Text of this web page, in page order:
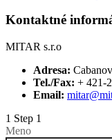
Kontaktné
MITAR s.r.o
Adresa:
Tel./Fax: + 421-
Email:
1 Step 1
Meno